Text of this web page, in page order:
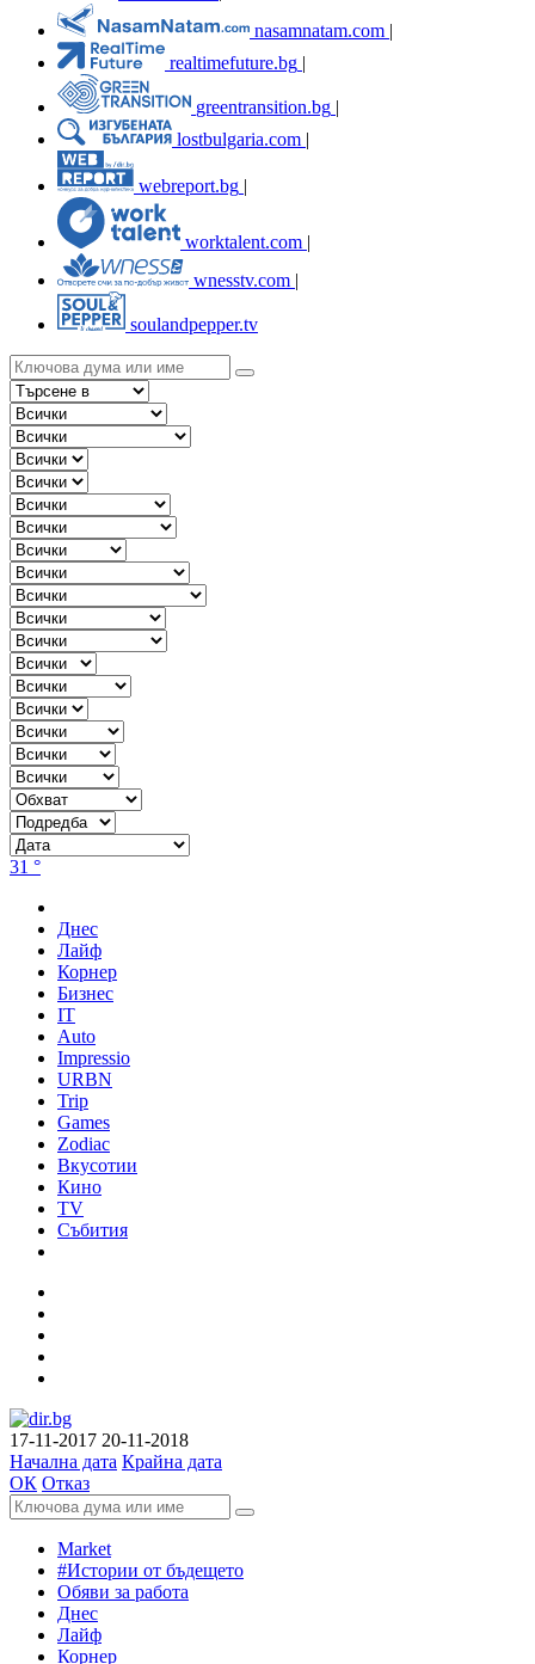
nasamnatam.com |
realtimefuture.bg |
greentransition.bg |
lostbulgaria.com |
webreport.bg
worktalent.com |
wnesstv.com |
soulandpepper.tv
31 °
Днес
Лайф
Корнер
Бизнес
IT
Auto
Impressio
URBN
Trip
Games
Zodiac
Вкусотии
Кино
TV
Събития
17-11-2017 20-11-2018
Начална дата Крайна дата
ОК Отказ
Market
#Истории от бъдещето
Обяви за работа
Днес
Лайф
Корнер